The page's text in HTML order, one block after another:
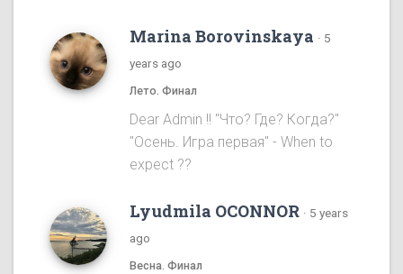
Marina Borovinskaya · 5
years ago
Лето. Финал
Dear Admin !! "Что? Где? Когда?"
"Осень. Игра первая" - When to
expect ??
Lyudmila OCONNOR · 5 years
ago
Весна. Финал